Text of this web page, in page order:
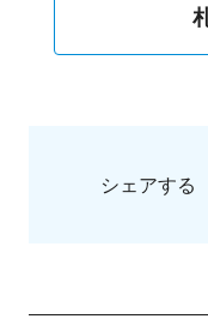
シェアする